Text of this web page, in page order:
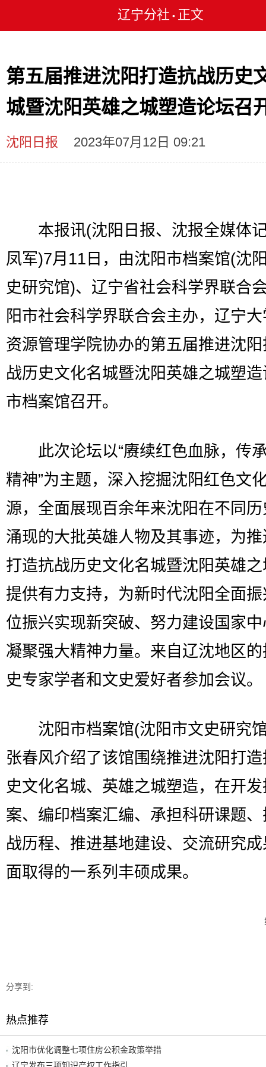
辽宁分社 • 正文
第五届推进沈阳打造抗战历史
城暨沈阳英雄之城塑造论坛召
沈阳日报 2023年07月12日 09:21
本报讯(沈阳日报、沈报全媒体
凤军)7月11日，由沈阳市档案馆(沈
史研究馆)、辽宁省社会科学界联合
阳市社会科学界联合会主办，辽宁
资源管理学院协办的第五届推进沈
战历史文化名城暨沈阳英雄之城塑
市档案馆召开。
此次论坛以“赓续红色血脉，传
精神”为主题，深入挖掘沈阳红色文
源，全面展现百余年来沈阳在不同
涌现的大批英雄人物及其事迹，为
打造抗战历史文化名城暨沈阳英雄
提供有力支持，为新时代沈阳全面
位振兴实现新突破、努力建设国家
凝聚强大精神力量。来自辽沈地区
史专家学者和文史爱好者参加会议。
沈阳市档案馆(沈阳市文史研究
张春风介绍了该馆围绕推进沈阳打
史文化名城、英雄之城塑造，在开
案、编印档案汇编、承担科研课题
战历程、推进基地建设、交流研究
面取得的一系列丰硕成果。
分享到:
热点推荐
沈阳市优化调整七项住房公积金政策举措